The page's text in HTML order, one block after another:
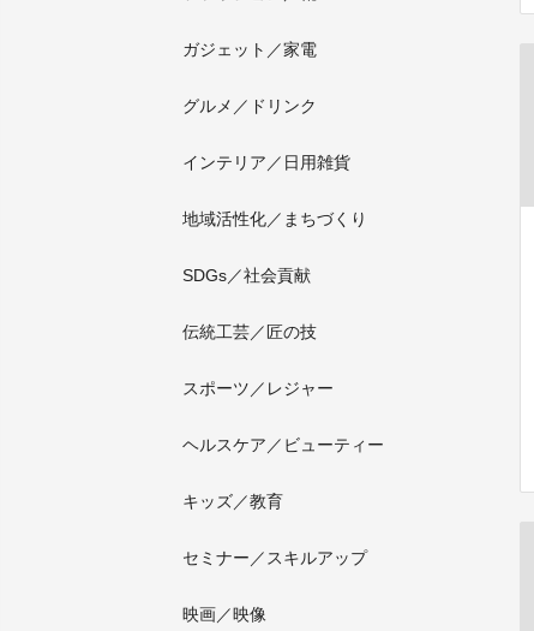
ガジェット／家電
グルメ／ドリンク
インテリア／日用雑貨
地域活性化／まちづくり
SDGs／社会貢献
伝統工芸／匠の技
スポーツ／レジャー
ヘルスケア／ビューティー
キッズ／教育
セミナー／スキルアップ
映画／映像